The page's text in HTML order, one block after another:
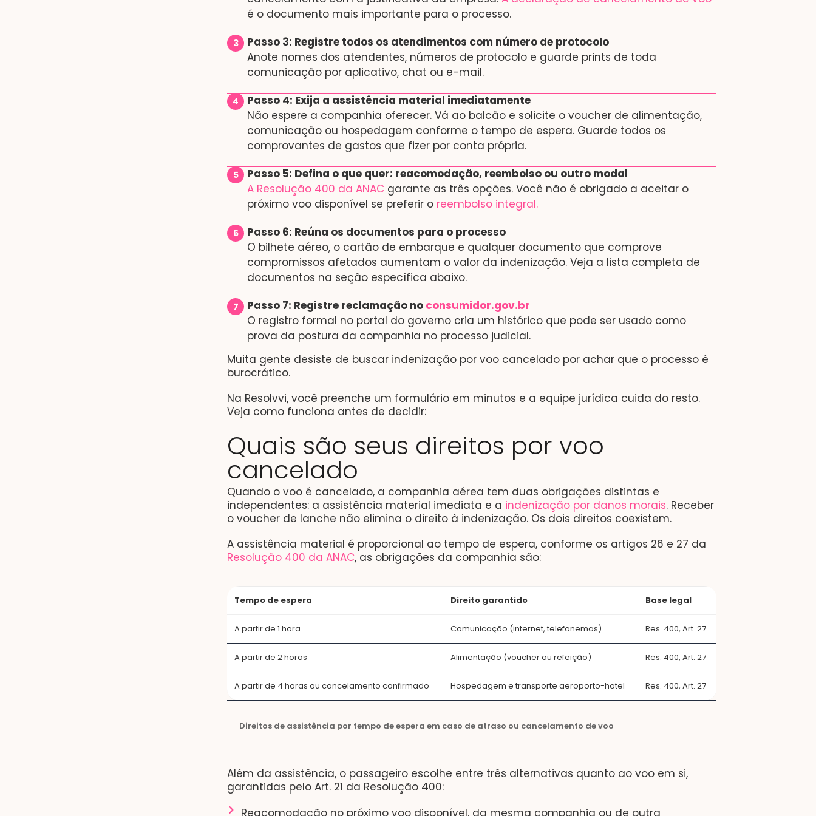
é o documento mais importante para o processo.
Passo 3: Registre todos os atendimentos com número de protocolo
Anote nomes dos atendentes, números de protocolo e guarde prints de toda
comunicação por aplicativo, chat ou e-mail.
Passo 4: Exija a assistência material imediatamente
Não espere a companhia oferecer. Vá ao balcão e solicite o voucher de alimentação,
comunicação ou hospedagem conforme o tempo de espera. Guarde todos os
comprovantes de gastos que fizer por conta própria.
Passo 5: Defina o que quer: reacomodação, reembolso ou outro modal
A Resolução 400 da ANAC garante as três opções. Você não é obrigado a aceitar o
próximo voo disponível se preferir o reembolso integral.
Passo 6: Reúna os documentos para o processo
O bilhete aéreo, o cartão de embarque e qualquer documento que comprove
compromissos afetados aumentam o valor da indenização. Veja a lista completa de
documentos na seção específica abaixo.
Passo 7: Registre reclamação no consumidor.gov.br
O registro formal no portal do governo cria um histórico que pode ser usado como
prova da postura da companhia no processo judicial.
Muita gente desiste de buscar indenização por voo cancelado por achar que o processo é
burocrático.
Na Resolvvi, você preenche um formulário em minutos e a equipe jurídica cuida do resto.
Veja como funciona antes de decidir:
Quais são seus direitos por voo
cancelado​
Quando o voo é cancelado, a companhia aérea tem duas obrigações distintas e
independentes: a assistência material imediata e a indenização por danos morais. Receber
o voucher de lanche não elimina o direito à indenização. Os dois direitos coexistem.
A assistência material é proporcional ao tempo de espera, conforme os artigos 26 e 27 da
Resolução 400 da ANAC, as obrigações da companhia são:
Direitos de assistência por tempo de espera em caso de atraso ou cancelamento de voo
Tempo de espera Direito garantido Base legal
A partir de 1 hora Comunicação (internet, telefonemas) Res. 400, Art. 27
A partir de 2 horas Alimentação (voucher ou refeição) Res. 400, Art. 27
A partir de 4 horas ou cancelamento confirmado Hospedagem e transporte aeroporto-hotel Res. 400, Art. 27
Além da assistência, o passageiro escolhe entre três alternativas quanto ao voo em si,
garantidas pelo Art. 21 da Resolução 400:
Reacomodação no próximo voo disponível, da mesma companhia ou de outra